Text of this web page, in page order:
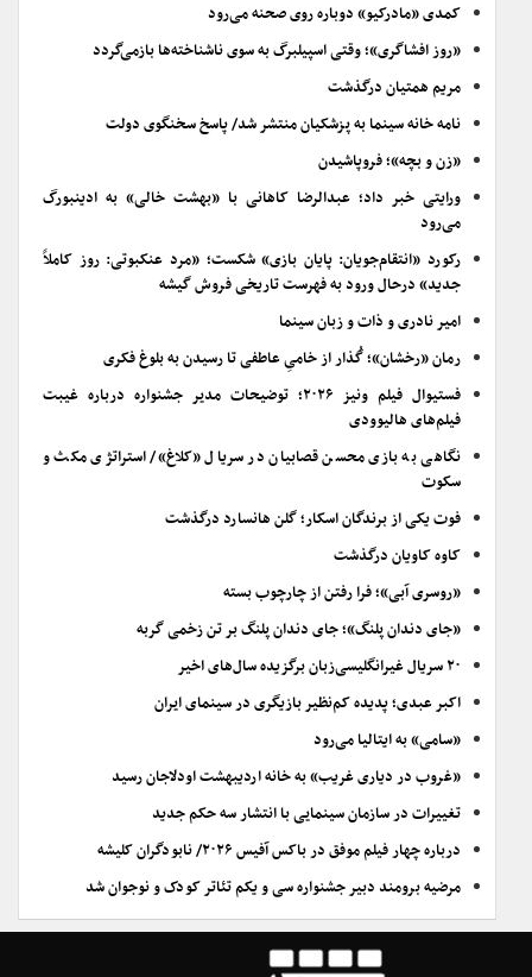
کمدی «مادرکیو» دوباره روی صحنه می‌رود
«روز افشاگری»؛ وقتی اسپیلبرگ به سوی ناشناخته‌ها بازمی‌گردد
مریم همتیان درگذشت
نامه خانه سینما به پزشکیان منتشر شد/ پاسخ سخنگوی دولت
«زن و بچه»؛ فروپاشیدن
ورایتی خبر داد؛ عبدالرضا کاهانی با «بهشت خالی» به ادینبورگ
می‌رود
رکورد «انتقام‌جویان: پایان بازی» شکست؛ «مرد عنکبوتی: روز کاملاً
جدید» درحال ورود به فهرست تاریخی فروش گیشه
امیر نادری و ذات و زبان سینما
رمان «رخشان»؛ گُذار از خامیِ عاطفی تا رسیدن به بلوغ فکری
فستیوال فیلم ونیز ۲۰۲۶؛ توضیحات مدیر جشنواره درباره غیبت
فیلم‌های هالیوودی
نگاهی به بازی محسن قصابیان در سریال «کلاغ»/ استراتژی مکث و
سکوت
فوت یکی از برندگان اسکار؛ گلن هانسارد درگذشت
کاوه کاویان درگذشت
«روسری آبی»؛ فرا رفتن از چارچوب بسته
«جای دندان پلنگ»؛ جای دندان پلنگ بر تن زخمی گربه
۲۰ سریال غیرانگلیسی‌زبان برگزیده سال‌های اخیر
اکبر عبدی؛ پدیده کم‌نظیر بازیگری در سینمای ایران
«سامی» به ایتالیا می‌رود
«غروب در دیاری غریب» به خانه اردیبهشت اودلاجان رسید
تغییرات در سازمان سینمایی با انتشار سه حکم جدید
درباره چهار فیلم موفق در باکس آفیس ۲۰۲۶/ نابودگران کلیشه
مرضیه برومند دبیر جشنواره سی و یکم تئاتر کودک و نوجوان شد